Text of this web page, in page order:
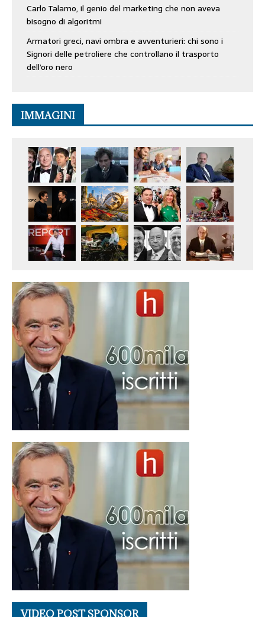
Carlo Talamo, il genio del marketing che non aveva
bisogno di algoritmi
Armatori greci, navi ombra e avventurieri: chi sono i
Signori delle petroliere che controllano il trasporto
dell’oro nero
IMMAGINI
VIDEO POST SPONSOR